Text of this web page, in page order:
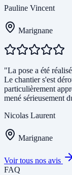
Pauline Vincent
Marignane
"La pose a été
Le chantier s'est
particulièrement
mené sérieusement
Nicolas Laurent
Marignane
Voir tous nos avis
FAQ